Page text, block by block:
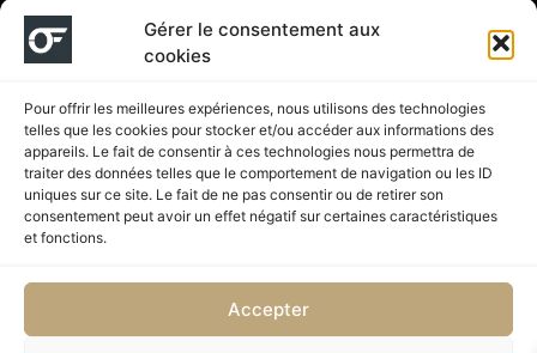
Gérer le consentement aux
cookies
Pour offrir les meilleures expériences, nous utilisons des technologies
telles que les cookies pour stocker et/ou accéder aux informations des
appareils. Le fait de consentir à ces technologies nous permettra de
traiter des données telles que le comportement de navigation ou les ID
uniques sur ce site. Le fait de ne pas consentir ou de retirer son
consentement peut avoir un effet négatif sur certaines caractéristiques
et fonctions.
Accepter
LIENS UTILES
Suivez nous